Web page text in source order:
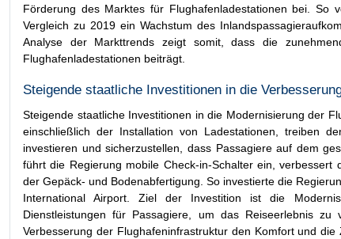
Förderung des Marktes für Flughafenladestationen bei. So
Vergleich zu 2019 ein Wachstum des
Analyse der Markttrends zeigt somit, dass die
Flughafenladestationen beiträgt.
Steigende staatliche Investitionen in die
Steigende staatliche Investitionen in die Modernisierung der
einschließlich der Installation von Ladestationen, treiben
investieren und sicherzustellen, dass Passagiere auf dem
führt die Regierung mobile Check-in-Schalter ein,
der Gepäck- und Bodenabfertigung. So investierte die
International Airport. Ziel der Investition ist die
Dienstleistungen für Passagiere, um das Reiseerlebnis
Verbesserung der Flughafeninfrastruktur den Komfort und